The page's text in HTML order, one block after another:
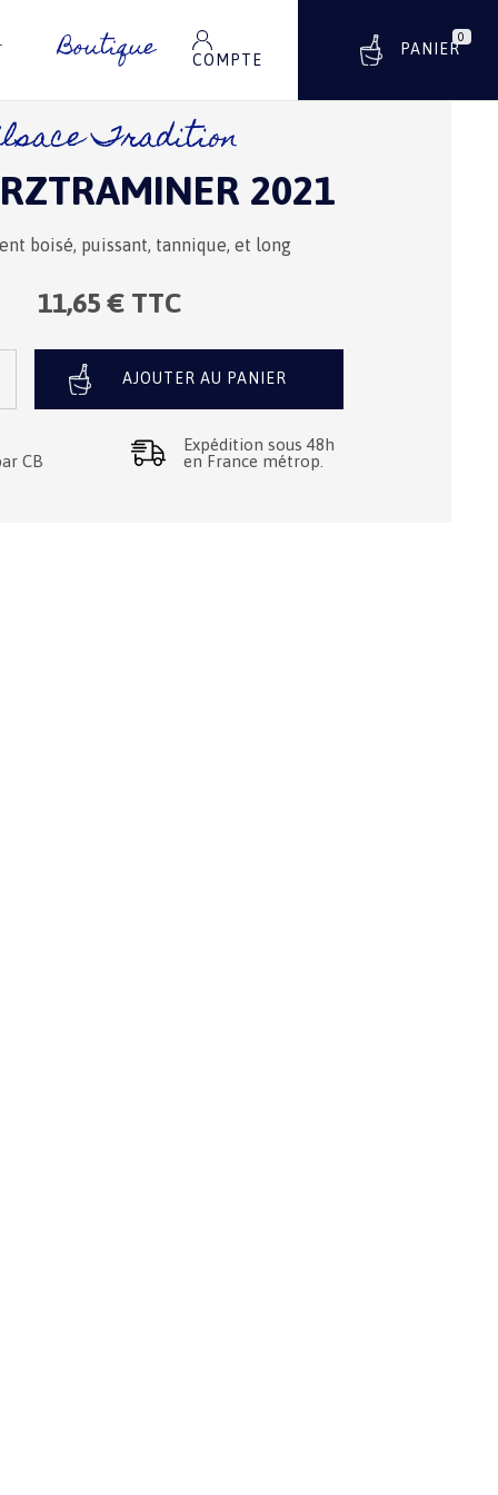
Boutique COMPTE
0
0 ARTICLE
PANIER
Tradition
2021
boisé, puissant, tannique, et long
11,65 € TTC
AJOUTER AU PANIER
CB
Expédition sous 48h
en France métrop.